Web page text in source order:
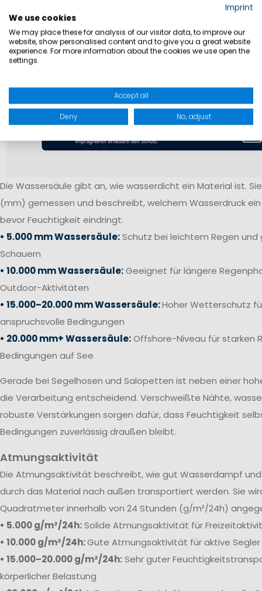
Die Wassersäule gibt an, wie wasserdicht ein Material ist.
(mm) gemessen und beschreibt, welchem Wasserdruck
bevor Feuchtigkeit eindringt.
• 5.000 mm Wassersäule:Schutz bei leichtem Regen
Schauern
• 10.000 mm Wassersäule:Geeignet für längere
Outdoor-Aktivitäten
• 15.000–20.000 mm Wassersäule:Hoher Wetterschutz
anspruchsvolle Bedingungen
• 20.000 mm+ Wassersäule:Offshore-Niveau für starken
Bedingungen auf See
Gerade bei Segelhosen und Salopetten ist neben einer
die Verarbeitung entscheidend. Verschweißte Nähte,
robuste Verstärkungen sorgen dafür, dass Feuchtigkeit
Bedingungen zuverlässig draußen bleibt.
Atmungsaktivität
Die Atmungsaktivität beschreibt, wie gut Wasserdampf
durch das Material nach außen transportiert werden. Sie
Quadratmeter innerhalb von 24 Stunden (g/m²/24h)
• 5.000 g/m²/24h:Solide Atmungsaktivität für
• 10.000 g/m²/24h:Gute Atmungsaktivität für aktive Segler
• 15.000–20.000 g/m²/24h:Sehr guter
körperlicher Belastung
Imprint
We use cookies
We may place these for analysis of our visitor data, to improve our
website, show personalised content and to give you a great website
experience. For more information about the cookies we use open the
settings.
Accept all
Deny No, adjust